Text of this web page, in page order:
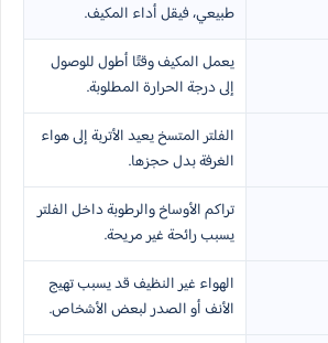
طبيعي، فيقل أداء المكيف.
يعمل المكيف وقتًا أطول للوصول
إلى درجة الحرارة المطلوبة.
الفلتر المتسخ يعيد الأتربة إلى هواء
الغرفة بدل حجزها.
تراكم الأوساخ والرطوبة داخل الفلتر
يسبب رائحة غير مريحة.
الهواء غير النظيف قد يسبب تهيج
الأنف أو الصدر لبعض الأشخاص.